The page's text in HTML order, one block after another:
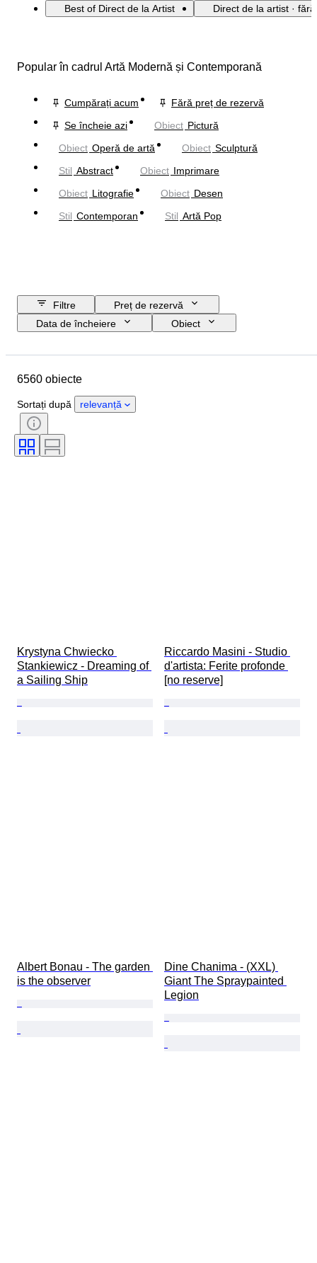
Best of Direct de la Artist Direct de la artist ·
Popular în cadrul Artă Modernă și Contemporană
Cumpărați acum
Fără preț de rezervă
Se încheie azi
Obiect Pictură
Obiect Operă de artă Obiect Sculptură
Stil Abstract Obiect Imprimare
Obiect Litografie Obiect Desen
Stil Contemporan Stil Artă Pop
Filtre
Preț de rezervă
Data de încheiere
Obiect
Subiect
Semnătură
Vândut de
6560 obiecte
Sortați după relevanță
Krystyna Chwiecko
Stankiewicz - Dreaming of
a Sailing Ship
Riccardo Masini - Studio
d'artista: Ferite profonde
[no reserve]
Albert Bonau - The garden
is the observer
Dine Chanima - (XXL)
Giant The Spraypainted
Legion